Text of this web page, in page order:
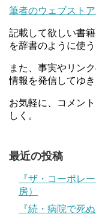
筆者のウェブストア
記載して欲しい書
を辞書のように使
また、事実やリン
情報を発信してゆき
お気軽に、コメント
しく。
最近の投稿
『ザ・コーポレ
房）
『続・病院で死